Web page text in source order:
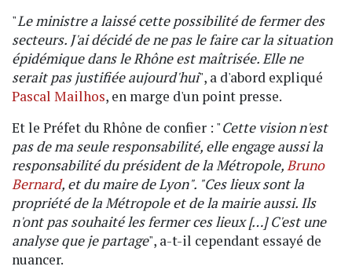
"Le ministre a laissé cette possibilité de fermer des
secteurs. J'ai décidé de ne pas le faire car la situation
épidémique dans le Rhône est maîtrisée. Elle ne
serait pas justifiée aujourd'hui", a d'abord expliqué
Pascal Mailhos, en marge d'un point presse.
Et le Préfet du Rhône de confier : "Cette vision n'est
pas de ma seule responsabilité, elle engage aussi la
responsabilité du président de la Métropole,Bruno
Bernard, et du maire de Lyon". "Ces lieux sont la
propriété de la Métropole et de la mairie aussi. Ils
n'ont pas souhaité les fermer ces lieux […] C'est une
analyse que je partage", a-t-il cependant essayé de
nuancer.